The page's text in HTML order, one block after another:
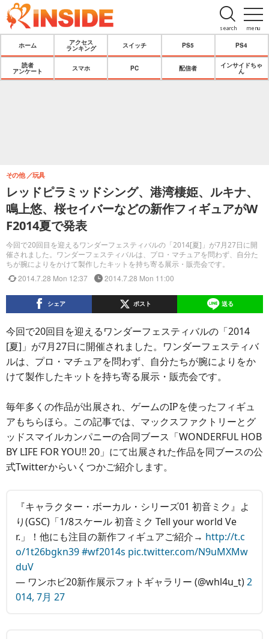
menu
search
ホーム
アクセス
ランキング
スイッチ PS5 PS4
読者
アンケート
スマホ PC 配信者
インサイドちゃ
ん
レッドピラミッドシング、港湾棲姫、ルキナ、
鳴上悠、桜セイバーなどの新作フィギュアがW
F2014夏で発表
今回で20回目を迎えるワンダーフェスティバルの「2014[夏]」が7月27日に開
催されました。ワンダーフェスティバルは、プロ・マチュアを問わず、自分た
ちが腕によりをかけて製作したキットを持ち寄る展示・販売会です。
その他 玩具
2014.7.28 Mon 12:37 2014.7.28 Mon 11:00
シェア ポスト 送る
今回で20回目を迎えるワンダーフェスティバルの「2014
[夏]」が7月27日に開催されました。ワンダーフェスティバ
ルは、プロ・マチュアを問わず、自分たちが腕によりをか
けて製作したキットを持ち寄る展示・販売会です。
毎年多くの作品が出展され、ゲームのIPを使ったフィギュ
アもちらほら。この記事では、マックスファクトリーとグ
ッドスマイルカンパニーの合同ブース「WONDERFUL HOB
BY LIFE FOR YOU!! 20」にて出展された作品を同ブースの公
式Twitterからいくつかご紹介します。
『キャラクター・ボーカル・シリーズ01 初音ミク』よ
り(GSC)「1/8スケール 初音ミク Tell your world Ve
r.」！他にも注目の新作フィギュアご紹介→ http://t.c
o/1t26bgkn39#wf2014s pic.twitter.com/N9uMXMw
duV
— ワンホビ20新作展示フォトギャラリー (@whl4u_t)2
014, 7月 27